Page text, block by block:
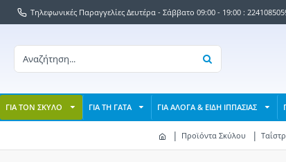
Τηλεφωνικές Παραγγελίες Δευτέρα - Σάββατο 09:00 - 19:00 :
ΓΙΑ ΤΟΝ ΣΚΥΛΟ ΓΙΑ ΤΗ ΓΑΤΑ ΓΙΑ ΑΛΟΓΑ & ΕΙΔΗ ΙΠΠΑΣΙΑΣ
Προϊόντα Σκύλου